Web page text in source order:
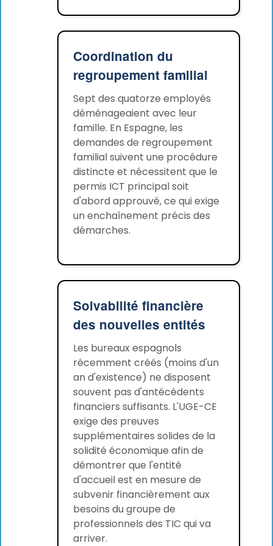
Coordination du
regroupement familial
Sept des quatorze employés
déménageaient avec leur
famille. En Espagne, les
demandes de regroupement
familial suivent une procédure
distincte et nécessitent que le
permis ICT principal soit
d'abord approuvé, ce qui exige
un enchaînement précis des
démarches.
Solvabilité financière
des nouvelles entités
Les bureaux espagnols
récemment créés (moins d'un
an d'existence) ne disposent
souvent pas d'antécédents
financiers suffisants. L'UGE-CE
exige des preuves
supplémentaires solides de la
solidité économique afin de
démontrer que l'entité
d'accueil est en mesure de
subvenir financièrement aux
besoins du groupe de
professionnels des TIC qui va
arriver.